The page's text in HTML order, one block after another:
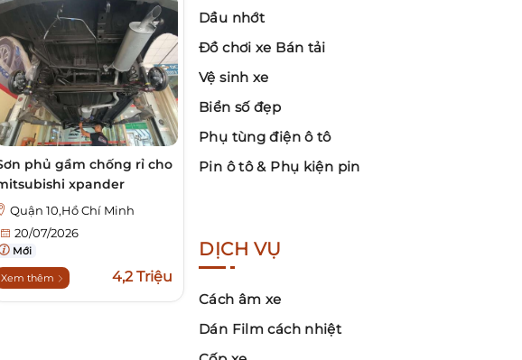
phủ gầm chống rỉ cho
xpander
Quận 10,Hồ Chí Minh
20/07/2026
Mới
Xem thêm 4,2 Triệu
Dầu nhớt
Đồ chơi xe Bán tải
Vệ sinh xe
Biển số đẹp
Phụ tùng điện ô tô
Pin ô tô & Phụ kiện pin
DỊCH VỤ
Cách âm xe
Dán Film cách nhiệt